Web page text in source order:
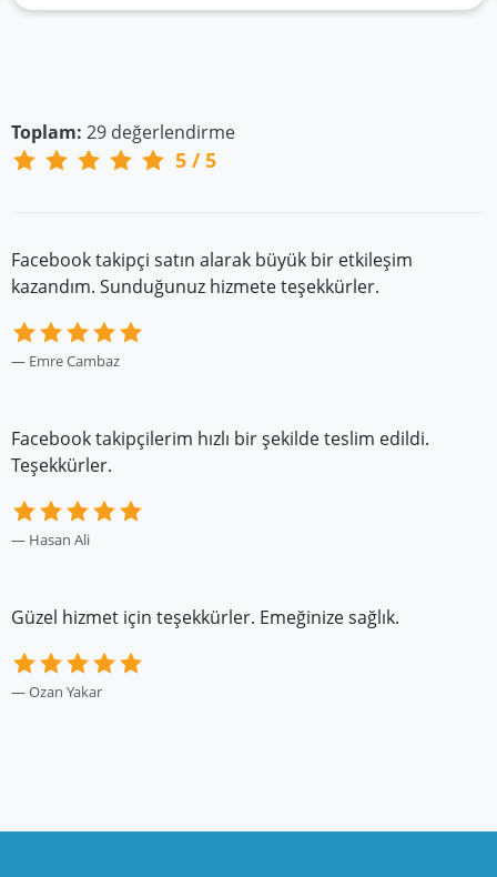
5 /5
Toplam: 29 değerlendirme
Facebook takipçi satın alarak büyük bir etkileşim
kazandım. Sunduğunuz hizmete teşekkürler.
Emre Cambaz
Facebook takipçilerim hızlı bir şekilde teslim edildi.
Teşekkürler.
Hasan Ali
Güzel hizmet için teşekkürler. Emeğinize sağlık.
Ozan Yakar